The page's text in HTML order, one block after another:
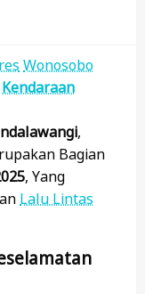
Wonosobo
Kendaraan
,
Bagian
, Yang
Lalu Lintas